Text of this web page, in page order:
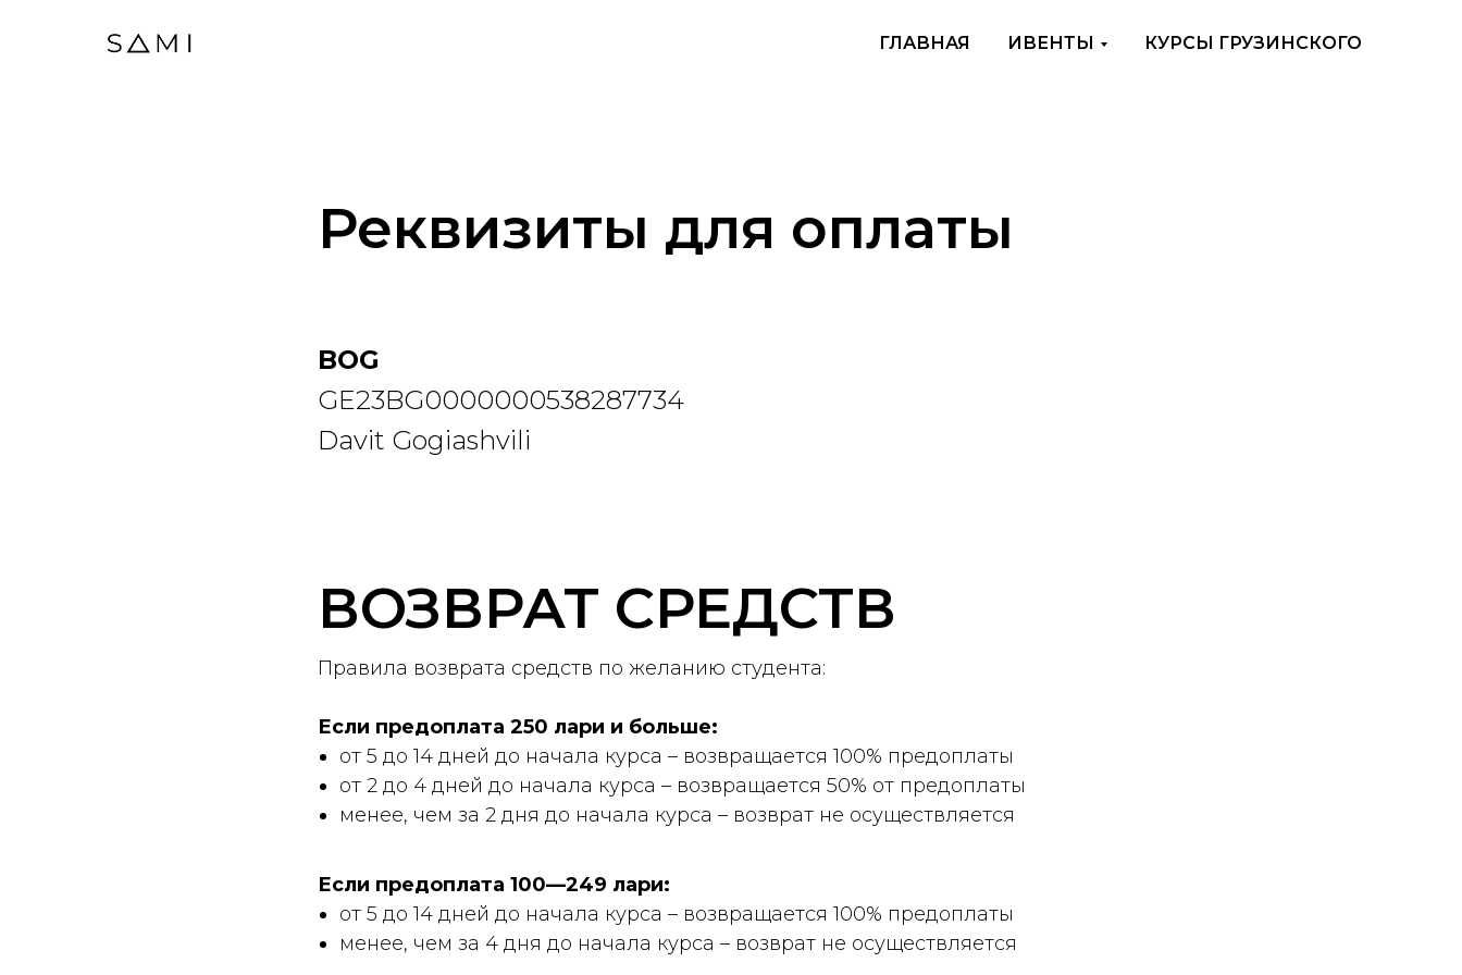
ГЛАВНАЯ ИВЕНТЫ КУРСЫ ГРУЗИНСКОГО
Реквизиты для оплаты
BOG
GE23BG0000000538287734
Davit Gogiashvili
ВОЗВРАТ СРЕДСТВ
Правила возврата средств по желанию студента:
Если предоплата 250 лари и больше:
от 5 до 14 дней до начала курса – возвращается 100% предоплаты
от 2 до 4 дней до начала курса – возвращается 50% от предоплаты
‌менее, чем за 2 дня до начала курса – возврат не осуществляется
Если предоплата 100—249 лари:
от 5 до 14 дней до начала курса – возвращается 100% предоплаты
менее, чем за 4 дня до начала курса – возврат не осуществляется